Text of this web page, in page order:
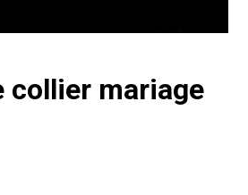
collier mariage